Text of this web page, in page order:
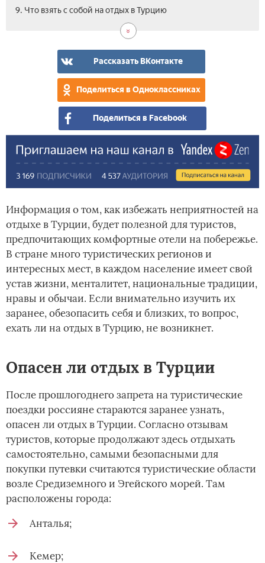
9. Что взять с собой на отдых в Турцию
Рассказать ВКонтакте
Поделиться в Одноклассниках
Поделиться в Facebook
Информация о том, как избежать неприятностей на
отдыхе в Турции, будет полезной для туристов,
предпочитающих комфортные отели на побережье.
В стране много туристических регионов и
интересных мест, в каждом население имеет свой
устав жизни, менталитет, национальные традиции,
нравы и обычаи. Если внимательно изучить их
заранее, обезопасить себя и близких, то вопрос,
ехать ли на отдых в Турцию, не возникнет.
Опасен ли отдых в Турции
После прошлогоднего запрета на туристические
поездки россияне стараются заранее узнать,
опасен ли отдых в Турции. Согласно отзывам
туристов, которые продолжают здесь отдыхать
самостоятельно, самыми безопасными для
покупки путевки считаются туристические области
возле Средиземного и Эгейского морей. Там
расположены города:
Анталья;
Кемер;